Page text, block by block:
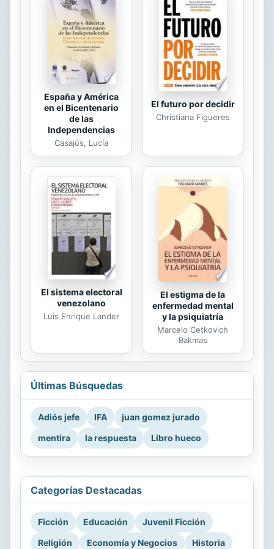
el estudio de la ética de Jesús y las
éticas filosóficas de dicho período.
Desde esta posición, la autora utiliza
el marco conceptual de la Sociología
del Conocimiento de Berger y
Luckmann con el...
España y América
en el Bicentenario
de las
Independencias
Casajús, Lucía
El futuro por decidir
Christiana Figueres
El sistema electoral
venezolano
Luis Enrique Lander
El estigma de la
enfermedad mental
y la psiquiatría
Marcelo Cetkovich
Bakmas
Últimas Búsquedas
Adiós jefe IFA
juan gomez jurado
mentira
la respuesta Libro hueco
Categorías Destacadas
Ficción Educación
Juvenil Ficción
Religión
Economía y Negocios Historia